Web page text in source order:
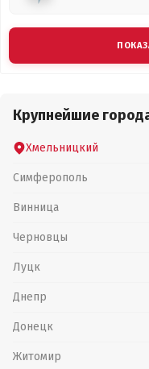
Крупнейшие
Хмельницкий
Симферополь
Винница
Черновцы
Луцк
Днепр
Донецк
Житомир